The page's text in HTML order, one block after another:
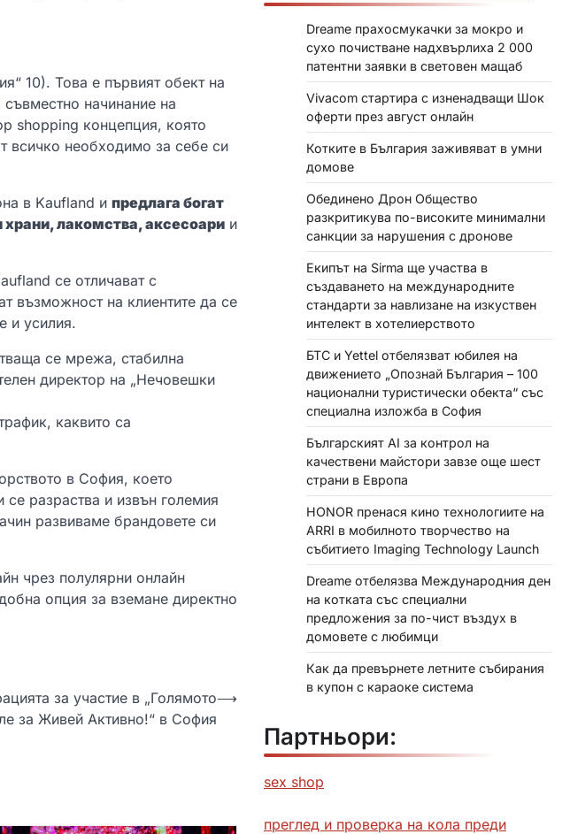
10). Това е първият обект на
начинание на
shopping концепция, която
всичко необходимо за себе си
в Kaufland и предлага богат
храни, лакомства, аксесоари и
се отличават с
възможност на клиентите да се
и усилия.
се мрежа, стабилна
директор на „Нечовешки
каквито са
в София, което
разраства и извън големия
развиваме брандовете си
чрез полулярни онлайн
опция за вземане директно
за участие в „Голямото
за Живей Активно!“ в София
⟶
Dreame прахосмукачки за мокро и
сухо почистване надхвърлиха 2 000
патентни заявки в световен мащаб
Vivacom стартира с изненадващи Шок
оферти през август онлайн
Котките в България заживяват в умни
домове
Обединено Дрон Общество
разкритикува по-високите минимални
санкции за нарушения с дронове
Екипът на Sirma ще участва в
създаването на международните
стандарти за навлизане на изкуствен
интелект в хотелиерството
БТС и Yettel отбелязват юбилея на
движението „Опознай България – 100
национални туристически обекта“ със
специална изложба в София
Българският AI за контрол на
качествени майстори завзе още шест
страни в Европа
HONOR пренася кино технологиите на
ARRI в мобилното творчество на
събитието Imaging Technology Launch
Dreame отбелязва Международния ден
на котката със специални
предложения за по-чист въздух в
домовете с любимци
Как да превърнете летните събирания
в купон с караоке система
Партньори:
sex shop
преглед и проверка на кола преди